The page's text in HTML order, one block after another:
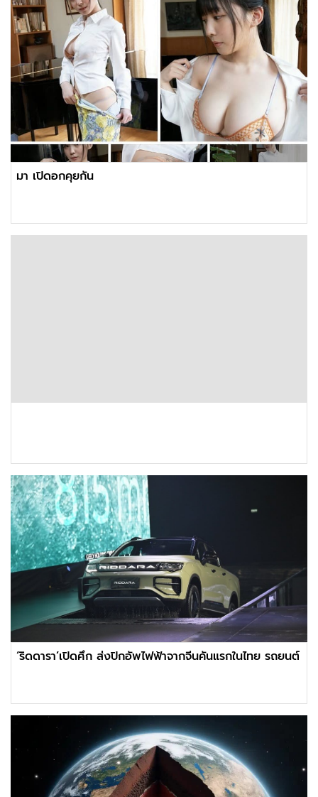
มา เปิดอกคุยกัน
‘ริดดารา’เปิดศึก ส่งปิกอัพไฟฟ้าจากจีนคันแรกในไทย รถยนต์